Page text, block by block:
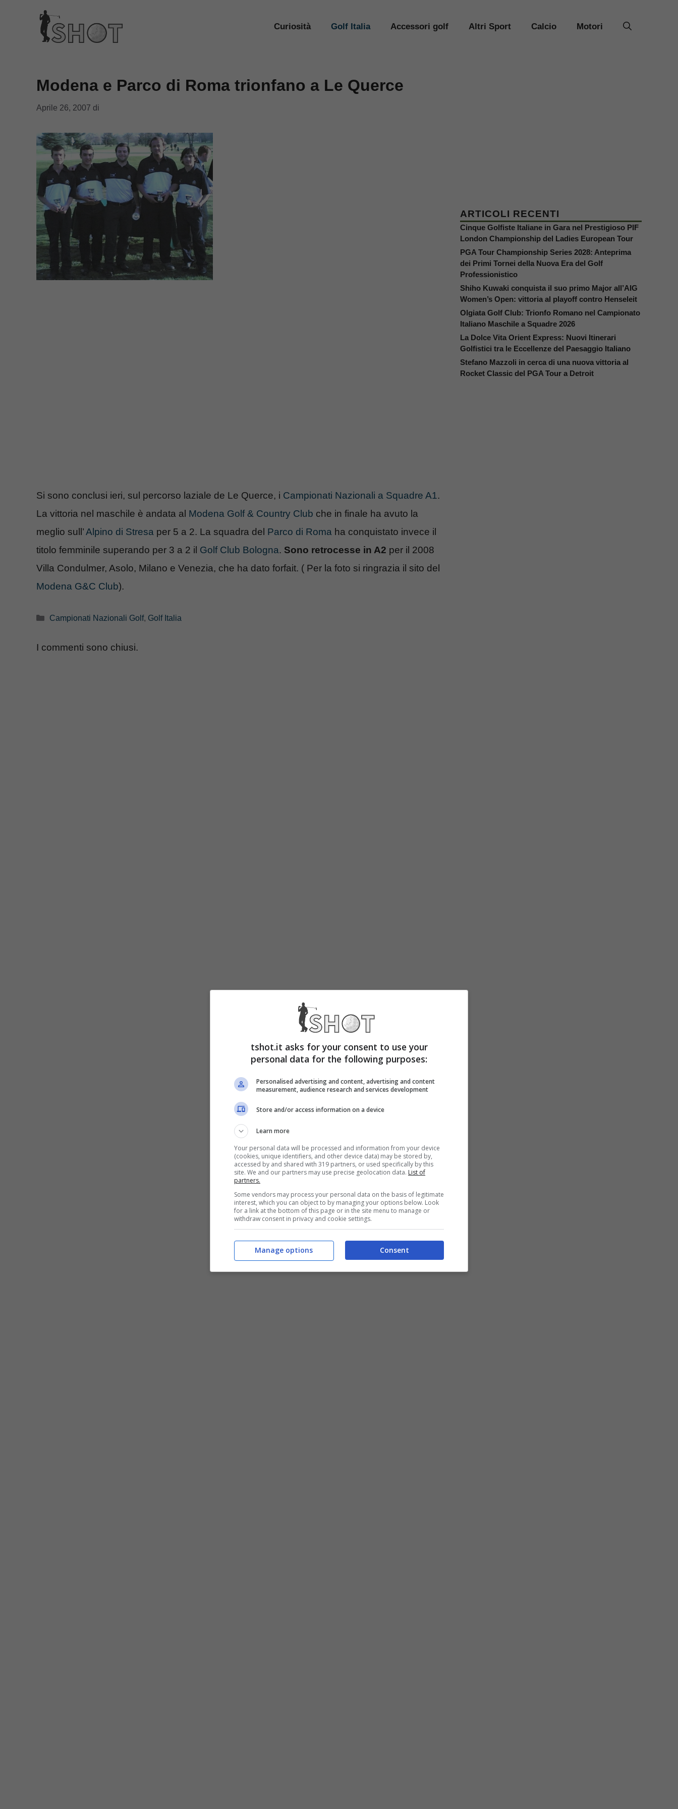
contenuto
Curiosità Golf Italia Accessori golf Altri Sport Calcio Motori
Modena e Parco di Roma trionfano a Le Querce
Aprile 26, 2007 di
Si sono conclusi ieri, sul percorso laziale de Le Querce, i Campionati Nazionali a Squadre A1.
La vittoria nel maschile è andata al Modena Golf & Country Club che in finale ha avuto la
meglio sull’Alpino di Stresa per 5 a 2. La squadra del Parco di Roma ha conquistato invece il
titolo femminile superando per 3 a 2 il Golf Club Bologna. Sono retrocesse in A2 per il 2008
Villa Condulmer, Asolo, Milano e Venezia, che ha dato forfait. ( Per la foto si ringrazia il sito del
Modena G&C Club).
Categorie
Campionati Nazionali Golf, Golf Italia
I commenti sono chiusi.
ARTICOLI RECENTI
Cinque Golfiste Italiane in Gara nel Prestigioso PIF
London Championship del Ladies European Tour
PGA Tour Championship Series 2028: Anteprima
dei Primi Tornei della Nuova Era del Golf
Professionistico
Shiho Kuwaki conquista il suo primo Major all’AIG
Women’s Open: vittoria al playoff contro Henseleit
Olgiata Golf Club: Trionfo Romano nel Campionato
Italiano Maschile a Squadre 2026
La Dolce Vita Orient Express: Nuovi Itinerari
Golfistici tra le Eccellenze del Paesaggio Italiano
Stefano Mazzoli in cerca di una nuova vittoria al
Rocket Classic del PGA Tour a Detroit
tshot.it asks for your consent to use your
personal data for the following purposes:
Personalised advertising and content, advertising and content
measurement, audience research and services development
Store and/or access information on a device
Learn more
Your personal data will be processed and information from your device
(cookies, unique identifiers, and other device data) may be stored by,
accessed by and shared with 319 partners, or used specifically by this
site. We and our partners may use precise geolocation data. List of
partners.
Some vendors may process your personal data on the basis of legitimate
interest, which you can object to by managing your options below. Look
for a link at the bottom of this page or in the site menu to manage or
withdraw consent in privacy and cookie settings.
Consent
Manage options